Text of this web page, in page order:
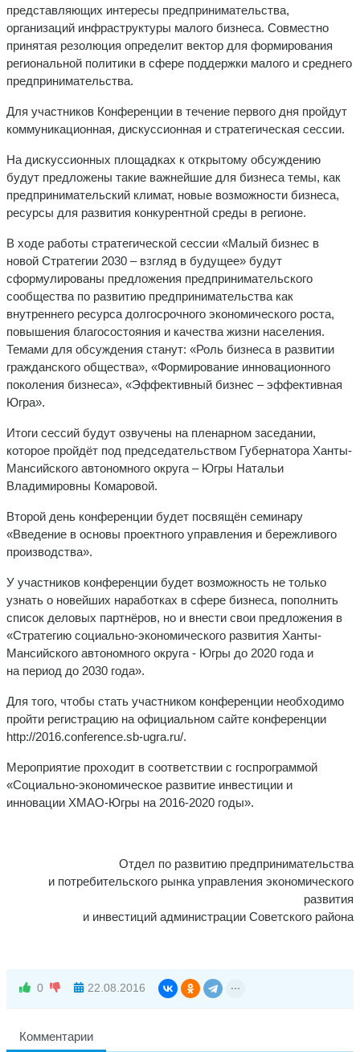
представляющих интересы предпринимательства,
организаций инфраструктуры малого бизнеса. Совместно
принятая резолюция определит вектор для формирования
региональной политики в сфере поддержки малого и среднего
предпринимательства.
Для участников Конференции в течение первого дня пройдут
коммуникационная, дискуссионная и стратегическая сессии.
На дискуссионных площадках к открытому обсуждению
будут предложены такие важнейшие для бизнеса темы, как
предпринимательский климат, новые возможности бизнеса,
ресурсы для развития конкурентной среды в регионе.
В ходе работы стратегической сессии «Малый бизнес в
новой Стратегии 2030 – взгляд в будущее» будут
сформулированы предложения предпринимательского
сообщества по развитию предпринимательства как
внутреннего ресурса долгосрочного экономического роста,
повышения благосостояния и качества жизни населения.
Темами для обсуждения станут: «Роль бизнеса в развитии
гражданского общества», «Формирование инновационного
поколения бизнеса», «Эффективный бизнес – эффективная
Югра».
Итоги сессий будут озвучены на пленарном заседании,
которое пройдёт под председательством Губернатора Ханты-
Мансийского автономного округа – Югры Натальи
Владимировны Комаровой.
Второй день конференции будет посвящён семинару
«Введение в основы проектного управления и бережливого
производства».
У участников конференции будет возможность не только
узнать о новейших наработках в сфере бизнеса, пополнить
список деловых партнёров, но и внести свои предложения в
«Стратегию социально-экономического развития Ханты-
Мансийского автономного округа - Югры до 2020 года и
на период до 2030 года».
Для того, чтобы стать участником конференции необходимо
пройти регистрацию на официальном сайте конференции
http://2016.conference.sb-ugra.ru/.
Мероприятие проходит в соответствии с госпрограммой
«Социально-экономическое развитие инвестиции и
инновации ХМАО-Югры на 2016-2020 годы».
Отдел по развитию предпринимательства
и потребительского рынка управления экономического
развития
и инвестиций администрации Советского района
0 22.08.2016
Комментарии